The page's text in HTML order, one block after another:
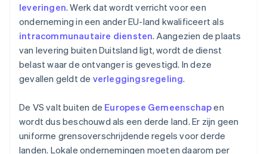
leveringen. Werk dat wordt verricht voor een
onderneming in een ander EU-land kwalificeert als
intracommunautaire diensten. Aangezien de plaats
van levering buiten Duitsland ligt, wordt de dienst
belast waar de ontvanger is gevestigd. In deze
gevallen geldt de verleggingsregeling.
De VS valt buiten de Europese Gemeenschapen
wordt dus beschouwd als een derde land. Er zijn geen
uniforme grensoverschrijdende regels voor derde
landen. Lokale ondernemingen moeten daarom per